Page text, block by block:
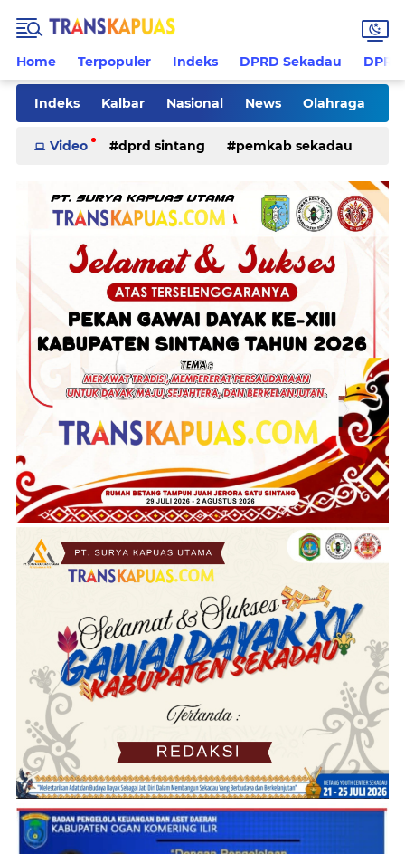
Home Terpopuler Indeks DPRD Sekadau
Indeks Kalbar Nasional News Olahraga
Pilkades Rohani Sanggau Sekadau
kriminal
Video dprd sintang pemkab sekadau